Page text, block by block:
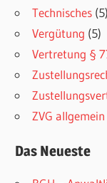
Technisches (5)
Vergütung (5)
Vertretung §
ZVG allgemein
Das Neueste